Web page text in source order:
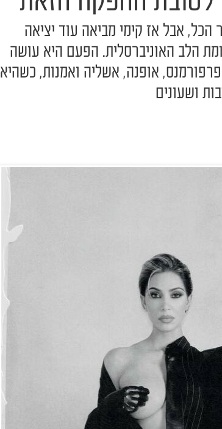
אבל אז קימי מביאה עוד יציאה
הלב האוניברסלית. הפעם היא עושה
אופנה, אשליה ואמנות, כשהיא
ושעונים